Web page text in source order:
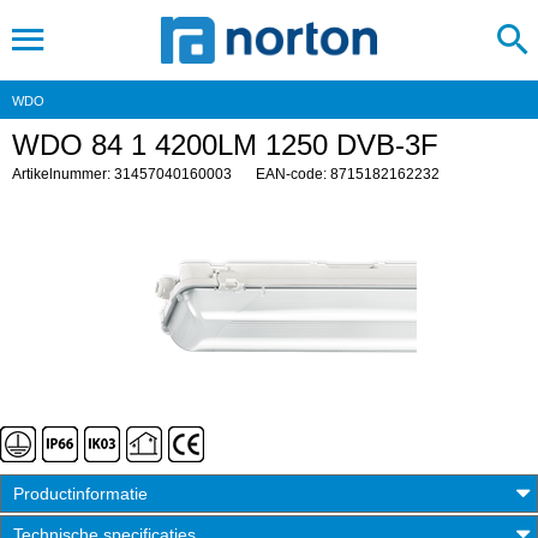
WDO
WDO 84 1 4200LM 1250 DVB-3F
Artikelnummer: 31457040160003 EAN-code: 8715182162232
Productinformatie